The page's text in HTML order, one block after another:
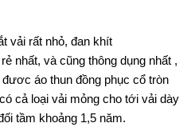
vải rất nhỏ, đan khít
nhất, và cũng thông dụng nhất ,
áo thun đồng phục cổ tròn
cả loại vải mỏng cho tới vải dày
tầm khoảng 1,5 năm.